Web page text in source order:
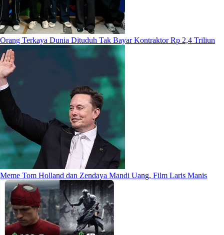
Orang Terkaya Dunia Dituduh Tak Bayar Kontraktor Rp 2,4 Triliun
Meme Tom Holland dan Zendaya Mandi Uang, Film Laris Manis